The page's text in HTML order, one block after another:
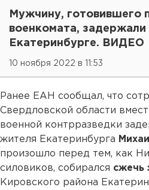
Мужчину, готовившего
военкомата,
Екатеринбурге. ВИДЕО
10 ноября 2022 в 11:53
Ранее ЕАН сообщал, что
Свердловской области
военной контрразведки
жителя Екатеринбурга
произошло перед тем, как
силовиков, собирался сжечь
Кировского района